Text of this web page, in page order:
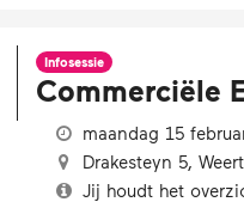
Infosessie
Commerciële
maandag 15
Drakesteyn 5, Weert
Jij houdt het